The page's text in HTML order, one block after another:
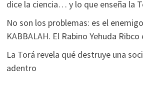
dice la ciencia… y lo que enseña la
No son los problemas: es el
KABBALAH. El Rabino Yehuda
La Torá revela qué destruye una
adentro